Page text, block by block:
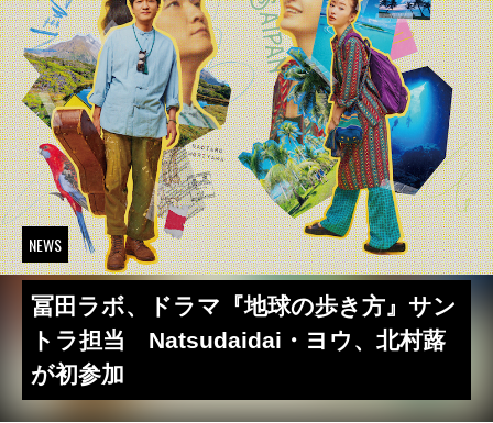
NEWS
冨田ラボ、ドラマ『地球の歩き方』サン
トラ担当 Natsudaidai・ヨウ、北村蕗
が初参加